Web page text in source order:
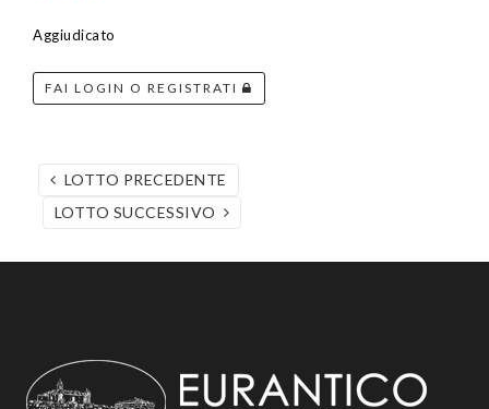
Aggiudicato
FAI LOGIN O REGISTRATI
LOTTO PRECEDENTE
LOTTO SUCCESSIVO